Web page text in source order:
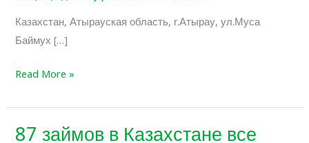
Казахстан, Атырауская область, г.Атырау, ул.Муса
Баймух […]
?
Read More »
87 займов в Казахстане все
87